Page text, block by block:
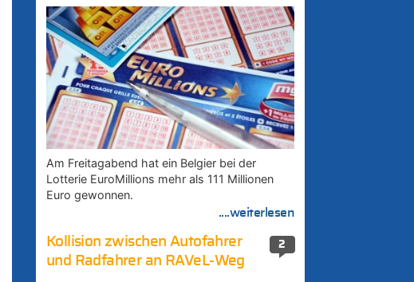
Am Freitagabend hat ein Belgier bei der
Lotterie EuroMillions mehr als 111 Millionen
Euro gewonnen.
....weiterlesen
2
Kollision zwischen Autofahrer
und Radfahrer an RAVeL-Weg